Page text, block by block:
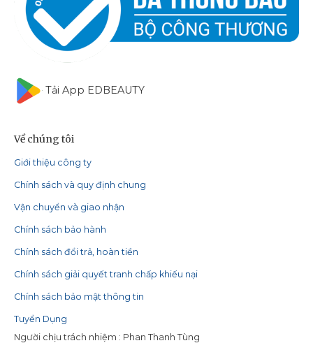
Tải App EDBEAUTY
Về chúng tôi
Giới thiệu công ty
Chính sách và quy định chung
Vận chuyển và giao nhận
Chính sách bảo hành
Chính sách đổi trả, hoàn tiền
Chính sách giải quyết tranh chấp khiếu nại
Chính sách bảo mật thông tin
Tuyển Dụng
Người chịu trách nhiệm : Phan Thanh Tùng